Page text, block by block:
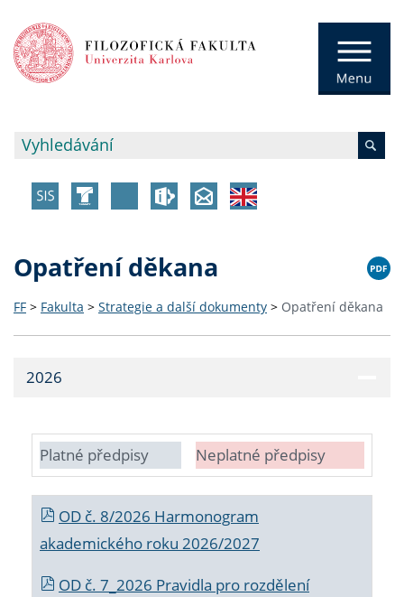
Opatření děkana
FF > Fakulta > Strategie a další dokumenty > Opatření děkana
2026
Platné předpisy Neplatné předpisy
OD č. 8/2026 Harmonogram
akademického roku 2026/2027
OD č. 7_2026 Pravidla pro rozdělení